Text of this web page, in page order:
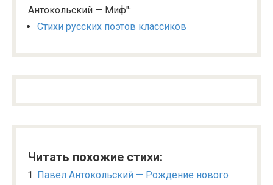
Антокольский — Миф":
Стихи русских поэтов классиков
Читать похожие стихи:
Павел Антокольский — Рождение нового